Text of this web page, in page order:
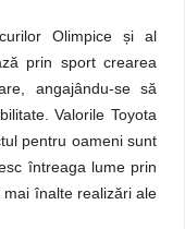
Olimpice și al
prin sport crearea
angajându-se să
Valorile Toyota
pentru oameni sunt
întreaga lume prin
înalte realizări ale